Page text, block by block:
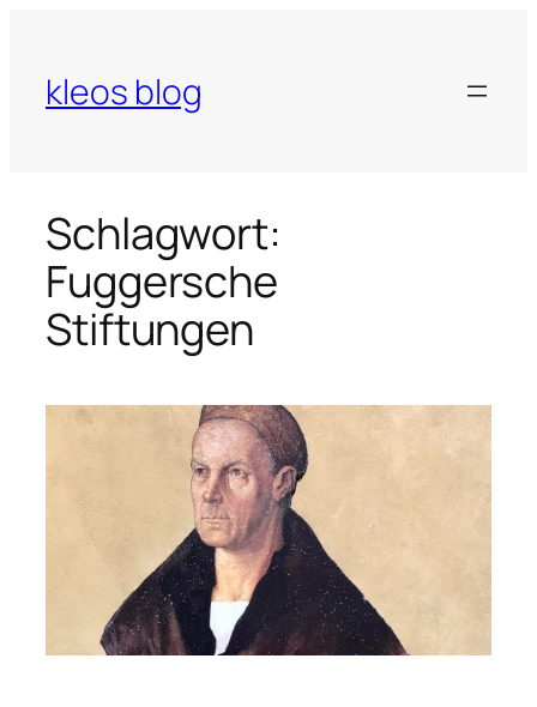
springen
kleos blog
Schlagwort:
Fuggersche
Stiftungen